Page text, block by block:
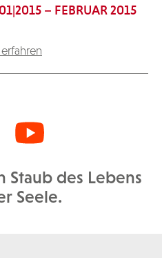
– FEBRUAR 2015
Staub des Lebens
Seele.